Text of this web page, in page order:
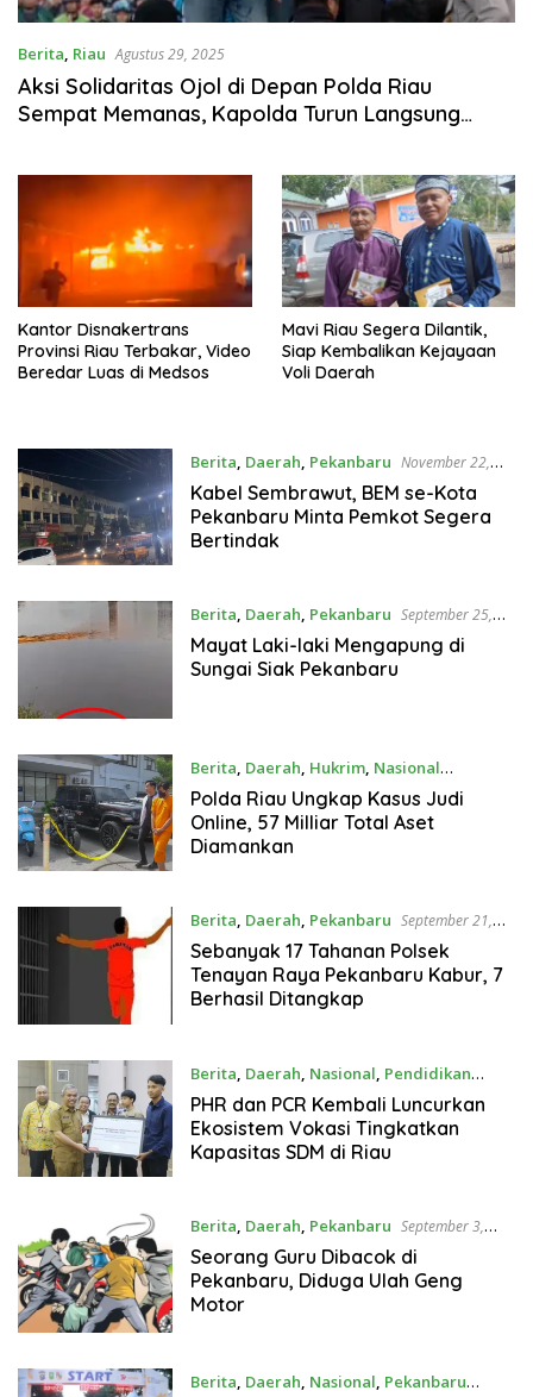
Berita, Riau Agustus 29, 2025
Aksi Solidaritas Ojol di Depan Polda Riau
Sempat Memanas, Kapolda Turun Langsung
Kantor Disnakertrans
Provinsi Riau Terbakar, Video
Beredar Luas di Medsos
Mavi Riau Segera Dilantik,
Siap Kembalikan Kejayaan
Voli Daerah
Berita, Daerah, Pekanbaru November 22,
2023
Kabel Sembrawut, BEM se-Kota
Pekanbaru Minta Pemkot Segera
Bertindak
Berita, Daerah, Pekanbaru September 25,
2023
Mayat Laki-laki Mengapung di
Sungai Siak Pekanbaru
Berita, Daerah, Hukrim, Nasional
September 22, 2023
Polda Riau Ungkap Kasus Judi
Online, 57 Milliar Total Aset
Diamankan
Berita, Daerah, Pekanbaru September 21,
2023
Sebanyak 17 Tahanan Polsek
Tenayan Raya Pekanbaru Kabur, 7
Berhasil Ditangkap
Berita, Daerah, Nasional, Pendidikan
September 20, 2023
PHR dan PCR Kembali Luncurkan
Ekosistem Vokasi Tingkatkan
Kapasitas SDM di Riau
Berita, Daerah, Pekanbaru September 3,
2023
Seorang Guru Dibacok di
Pekanbaru, Diduga Ulah Geng
Motor
Berita, Daerah, Nasional, Pekanbaru